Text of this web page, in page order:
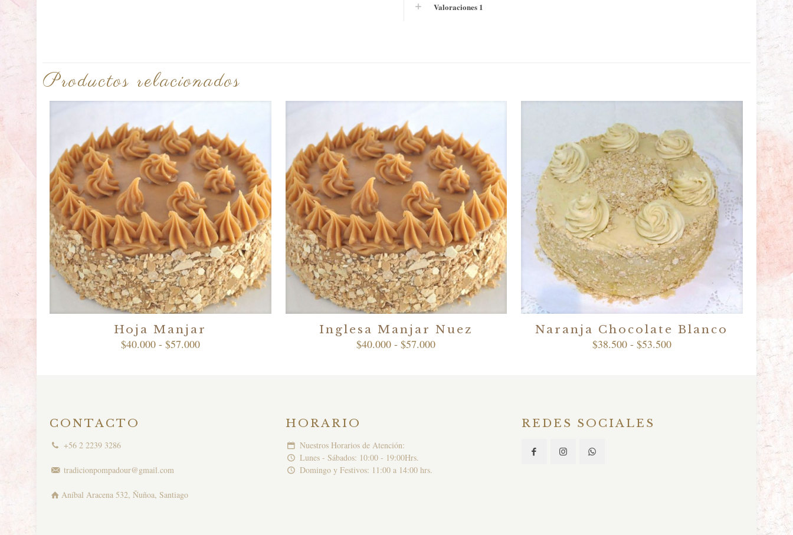
Valoraciones 1
Productos relacionados
Hoja Manjar
$40.000 - $57.000Rango
Inglesa Manjar Nuez
$40.000 - $57.000Rango
Naranja Chocolate Blanco
$38.500 - $53.500Rango
CONTACTO
+56 2 2239 3286
tradicionpompadour@gmail.com
Aníbal Aracena 532, Ñuñoa, Santiago
HORARIO
Nuestros Horarios de Atención:
Lunes - Sábados: 10:00 - 19:00Hrs.
Domingo y Festivos: 11:00 a 14:00 hrs.
REDES SOCIALES